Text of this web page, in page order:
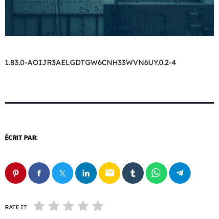
1.83.0-AOIJR3AELGDTGW6CNH33WVN6UY.0.2-4
ÉCRIT PAR:
email
RATE IT